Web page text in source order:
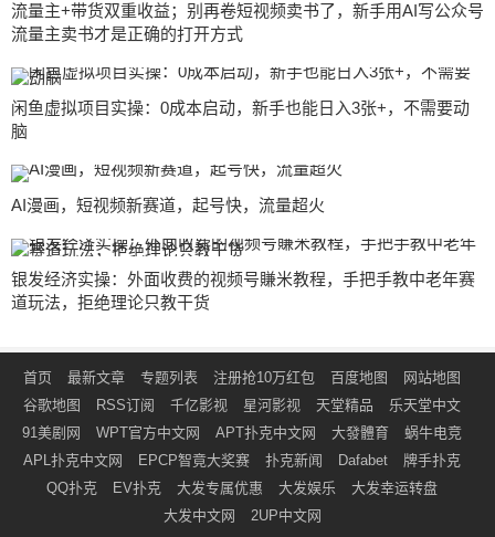
流量主+带货双重收益；别再卷短视频卖书了，新手用AI写公众号
流量主卖书才是正确的打开方式
闲鱼虚拟项目实操：0成本启动，新手也能日入3张+，不需要动
脑
AI漫画，短视频新赛道，起号快，流量超火
银发经济实操：外面收费的视频号賺米教程，手把手教中老年赛
道玩法，拒绝理论只教干货
首页 最新文章 专题列表 注册抢10万红包 百度地图
网站地图
谷歌地图
RSS订阅 千亿影视 星河影视 天堂精品
乐天堂中文
91美剧网
WPT官方中文网 APT扑克中文网 大發體育
蜗牛电竞
APL扑克中文网
EPCP智竟大奖赛 扑克新闻 Dafabet
牌手扑克
QQ扑克
EV扑克 大发专属优惠 大发娱乐
大发幸运转盘
大发中文网
2UP中文网